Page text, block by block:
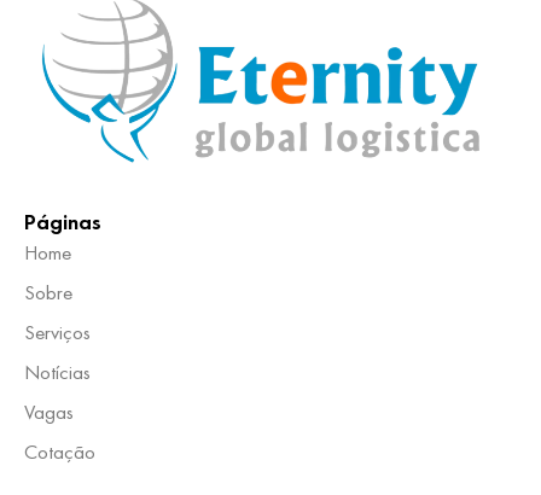
Páginas
Home
Sobre
Serviços
Notícias
Vagas
Cotação